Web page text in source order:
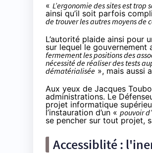
« L’ergonomie des sites est trop
ainsi qu’il soit parfois
de trouver les autres moyens de
L’autorité plaide ainsi pour
sur lequel le gouvernement
fermement les positions des
nécessité de réaliser des tests
dématérialisée », mais aussi
Aux yeux de Jacques
administrations. Le
projet informatique
l’instauration d’un « pouvoir
se pencher sur tout projet,
Accessiblité :